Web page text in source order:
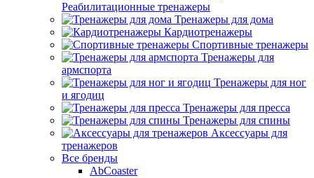
Реабилитационные тренажеры
Тренажеры для дома
Кардиотренажеры
Спортивные тренажеры
Тренажеры для
армспорта
Тренажеры для ног
и ягодиц
Тренажеры для пресса
Тренажеры для спины
Аксессуары для
тренажеров
Все бренды
AbCoaster